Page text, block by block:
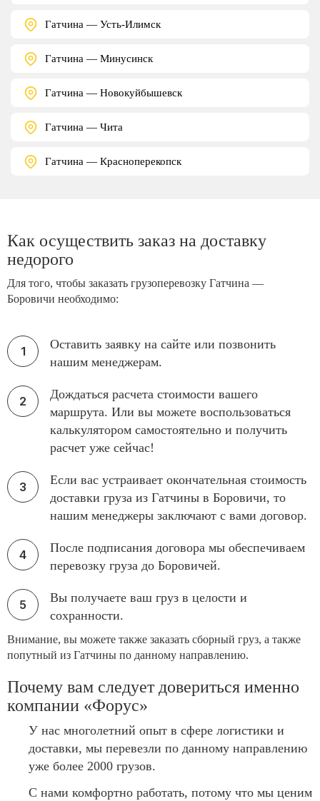
Гатчина — Усть-Илимск
Гатчина — Минусинск
Гатчина — Новокуйбышевск
Гатчина — Чита
Гатчина — Красноперекопск
Как осуществить заказ на доставку
недорого
Для того, чтобы заказать грузоперевозку Гатчина —
Боровичи необходимо:
Оставить заявку на сайте или позвонить
нашим менеджерам.
Дождаться расчета стоимости вашего
маршрута. Или вы можете воспользоваться
калькулятором самостоятельно и получить
расчет уже сейчас!
Если вас устраивает окончательная стоимость
доставки груза из Гатчины в Боровичи, то
нашим менеджеры заключают с вами договор.
После подписания договора мы обеспечиваем
перевозку груза до Боровичей.
Вы получаете ваш груз в целости и
сохранности.
Внимание, вы можете также заказать сборный груз, а также
попутный из Гатчины по данному направлению.
Почему вам следует довериться именно
компании «Форус»
У нас многолетний опыт в сфере логистики и
доставки, мы перевезли по данному направлению
уже более 2000 грузов.
С нами комфортно работать, потому что мы ценим